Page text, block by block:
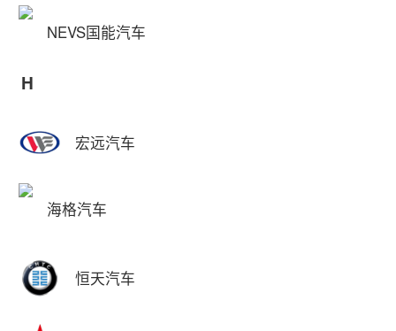
NEVS国能汽车
H
宏远汽车
海格汽车
恒天汽车